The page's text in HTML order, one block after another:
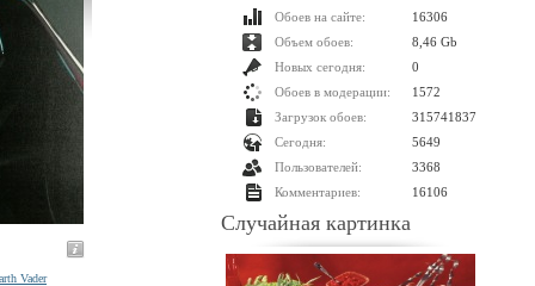
Vader
Обоев на сайте:
16306
Объем обоев:
8,46 Gb
Новых сегодня:
0
Обоев в модерации:
1572
Загрузок обоев:
315741837
Сегодня:
5649
Пользователей:
3368
Комментариев:
16106
Случайная картинка